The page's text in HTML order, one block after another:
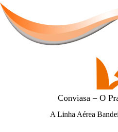
Conviasa – O
A Linha Aérea